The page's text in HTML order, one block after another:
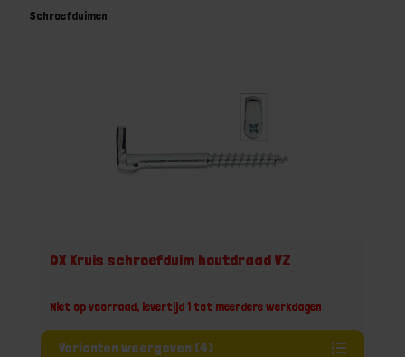
Schroefduimen
DX Kruis schroefduim houtdraad VZ
Niet op voorraad, levertijd 1 tot meerdere werkdagen
Varianten weergeven (4)